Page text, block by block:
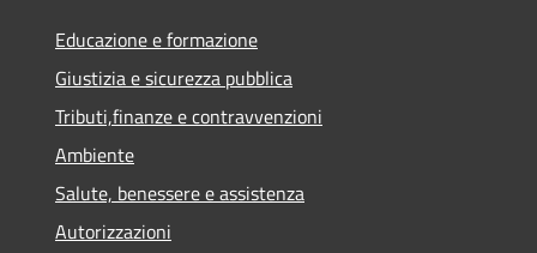
Educazione e formazione
Giustizia e sicurezza pubblica
Tributi,finanze e contravvenzioni
Ambiente
Salute, benessere e assistenza
Autorizzazioni